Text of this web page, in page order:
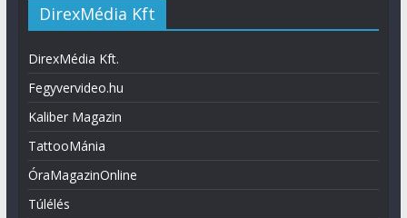
DirexMédia Kft
DirexMédia Kft.
Fegyvervideo.hu
Kaliber Magazin
TattooMánia
ÓraMagazinOnline
Túlélés